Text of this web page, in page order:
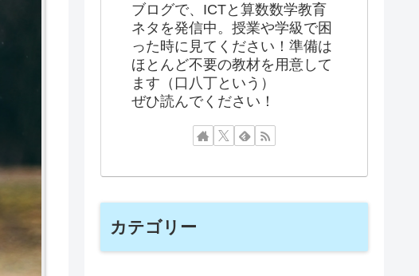
ブログで、ICTと算数数学教育
ネタを発信中。授業や学級で困
った時に見てください！準備は
ほとんど不要の教材を用意して
ます（口八丁という）
ぜひ読んでください！
カテゴリー